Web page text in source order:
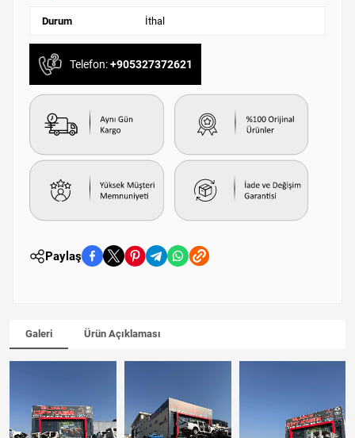
Durum İthal
Telefon:+905327372621
Paylaş
Galeri Ürün Açıklaması